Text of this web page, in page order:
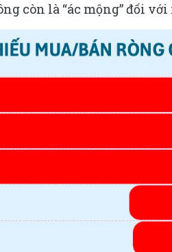
còn là “ác mộng” đối